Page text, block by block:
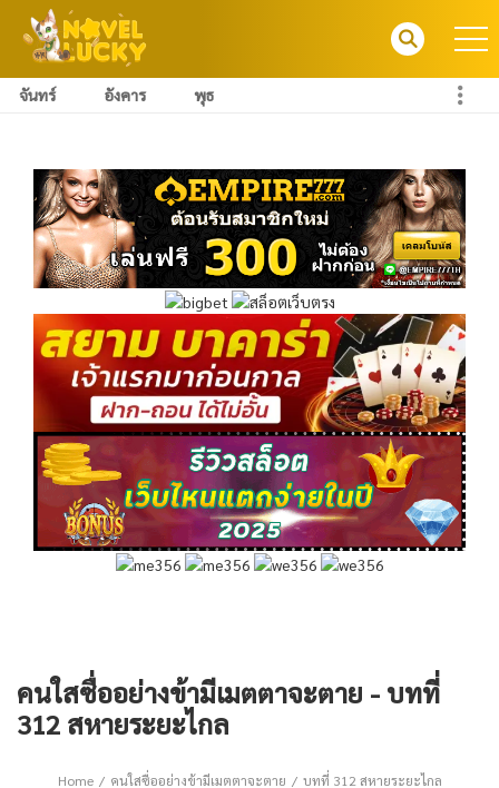
จันทร์ อังคาร พุธ
คนใสซื่ออย่างข้ามีเมตตาจะตาย - บทที่
312 สหายระยะไกล
Home คนใสซื่ออย่างข้ามีเมตตาจะตาย บทที่ 312 สหายระยะไกล